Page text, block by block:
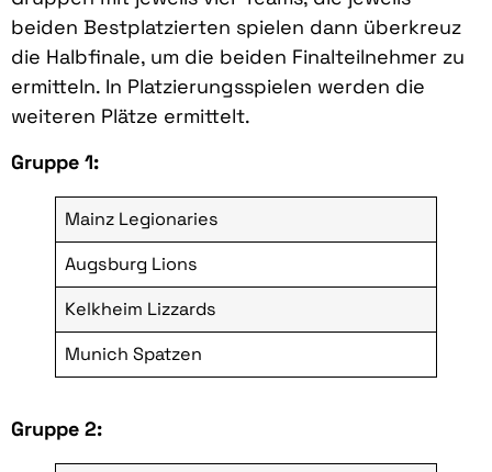
beiden Bestplatzierten spielen dann überkreuz
die Halbfinale, um die beiden Finalteilnehmer zu
ermitteln. In Platzierungsspielen werden die
weiteren Plätze ermittelt.
Gruppe 1:
Mainz Legionaries
Augsburg Lions
Kelkheim Lizzards
Munich Spatzen
Gruppe 2: